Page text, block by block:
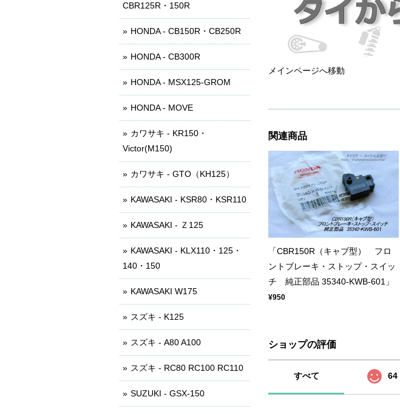
メインページへ移動
関連商品
「CBR150R（キャブ型） フロ
ントブレーキ・ストップ・スイッ
チ 純正部品 35340-KWB-601」
¥950
ショップの評価
すべて 64
CBR125R・150R
HONDA - CB150R・CB250R
HONDA - CB300R
HONDA - MSX125-GROM
HONDA - MOVE
カワサキ - KR150・
Victor(M150)
カワサキ - GTO（KH125）
KAWASAKI - KSR80・KSR110
KAWASAKI - Ｚ125
KAWASAKI - KLX110・125・
140・150
KAWASAKI W175
スズキ - K125
スズキ - A80 A100
スズキ - RC80 RC100 RC110
SUZUKI - GSX-150